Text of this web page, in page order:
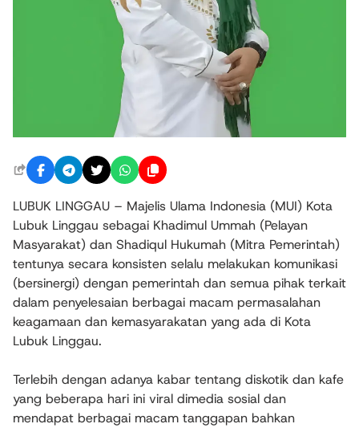
LUBUK LINGGAU – Majelis Ulama Indonesia (MUI) Kota
Lubuk Linggau sebagai Khadimul Ummah (Pelayan
Masyarakat) dan Shadiqul Hukumah (Mitra Pemerintah)
tentunya secara konsisten selalu melakukan komunikasi
(bersinergi) dengan pemerintah dan semua pihak terkait
dalam penyelesaian berbagai macam permasalahan
keagamaan dan kemasyarakatan yang ada di Kota
Lubuk Linggau.
Terlebih dengan adanya kabar tentang diskotik dan kafe
yang beberapa hari ini viral dimedia sosial dan
mendapat berbagai macam tanggapan bahkan